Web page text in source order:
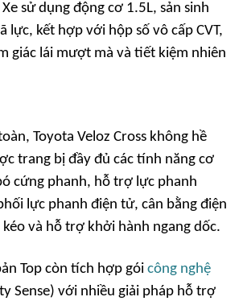
sử dụng động cơ 1.5L, sản sinh
lực, kết hợp với hộp số vô cấp CVT,
giác lái mượt mà và tiết kiệm nhiên
Toyota Veloz Cross không hề
trang bị đầy đủ các tính năng cơ
cứng phanh, hỗ trợ lực phanh
lực phanh điện tử, cân bằng điện
và hỗ trợ khởi hành ngang dốc.
Top còn tích hợp gói công nghệ
Sense) với nhiều giải pháp hỗ trợ